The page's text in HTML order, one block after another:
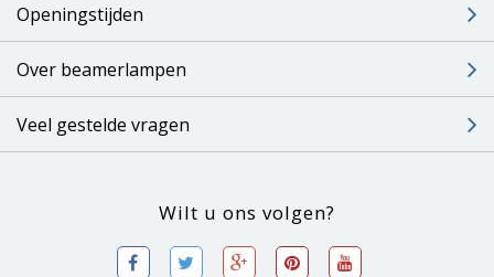
Openingstijden
Over beamerlampen
Veel gestelde vragen
Wilt u ons volgen?